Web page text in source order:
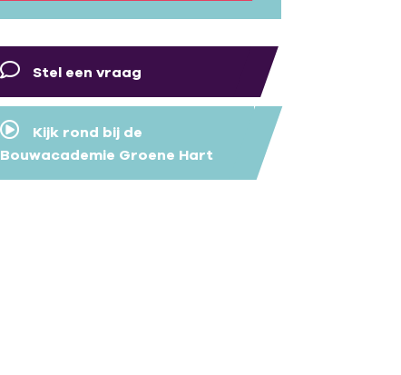
Stel een vraag
Kijk rond bij de
Bouwacademie Groene Hart